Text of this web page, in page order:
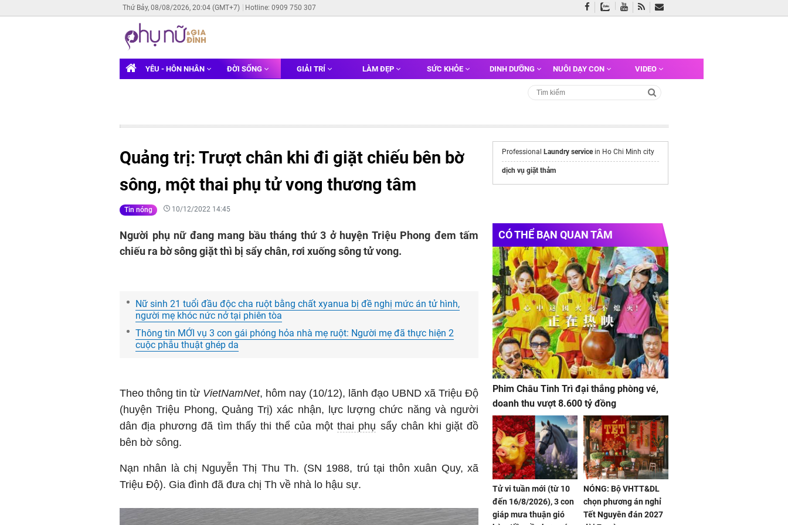
Thứ Bảy, 08/08/2026, 20:04 (GMT+7) Hotline: 0909 750 307
YÊU - HÔN NHÂN ĐỜI SỐNG GIẢI TRÍ LÀM ĐẸP SỨC KHỎE DINH DƯỠNG NUÔI DẠY CON VIDEO
Quảng trị: Trượt chân khi đi giặt chiếu bên bờ
sông, một thai phụ tử vong thương tâm
Tin nóng 10/12/2022 14:45
Người phụ nữ đang mang bầu tháng thứ 3 ở huyện Triệu Phong đem tấm
chiếu ra bờ sông giặt thì bị sẩy chân, rơi xuống sông tử vong.
Nữ sinh 21 tuổi đầu độc cha ruột bằng chất xyanua bị đề nghị mức án tử hình,
người mẹ khóc nức nở tại phiên tòa
Thông tin MỚI vụ 3 con gái phóng hỏa nhà mẹ ruột: Người mẹ đã thực hiện 2
cuộc phẫu thuật ghép da
Theo thông tin từ VietNamNet, hôm nay (10/12), lãnh đạo UBND xã Triệu Độ
(huyện Triệu Phong, Quảng Trị) xác nhận, lực lượng chức năng và người
dân địa phương đã tìm thấy thi thể của mộtthai phụ sẩy chân khi giặt đồ
bên bờ sông.
Nạn nhân là chị Nguyễn Thị Thu Th. (SN 1988, trú tại thôn xuân Quy, xã
Triệu Độ). Gia đình đã đưa chị Th về nhà lo hậu sự.
Professional Laundry servicein Ho Chi Minh city
dịch vụ giặt thảm
CÓ THỂ BẠN QUAN TÂM
Phim Châu Tinh Trì đại thắng phòng vé,
doanh thu vượt 8.600 tỷ đồng
Tử vi tuần mới (từ 10
đến 16/8/2026), 3 con
giáp mưa thuận gió
NÓNG: Bộ VHTT&DL
chọn phương án nghỉ
Tết Nguyên đán 2027